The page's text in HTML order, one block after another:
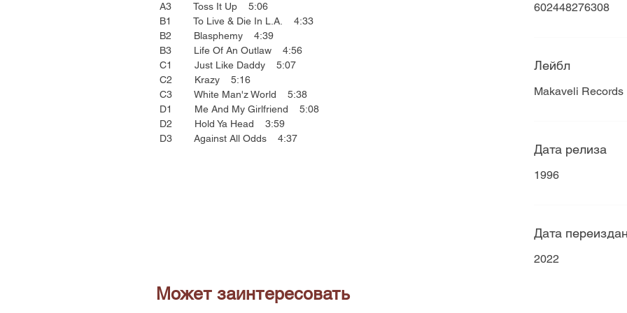
A3 Toss It Up 5:06
B1 To Live & Die In L.A. 4:33
B2 Blasphemy 4:39
B3 Life Of An Outlaw 4:56
C1 Just Like Daddy 5:07
C2 Krazy 5:16
C3 White Man'z World 5:38
D1 Me And My Girlfriend 5:08
D2 Hold Ya Head 3:59
D3 Against All Odds 4:37
602448276308
Лейбл
Makaveli Records
Дата релиза
1996
Дата
2022
Может заинтересовать